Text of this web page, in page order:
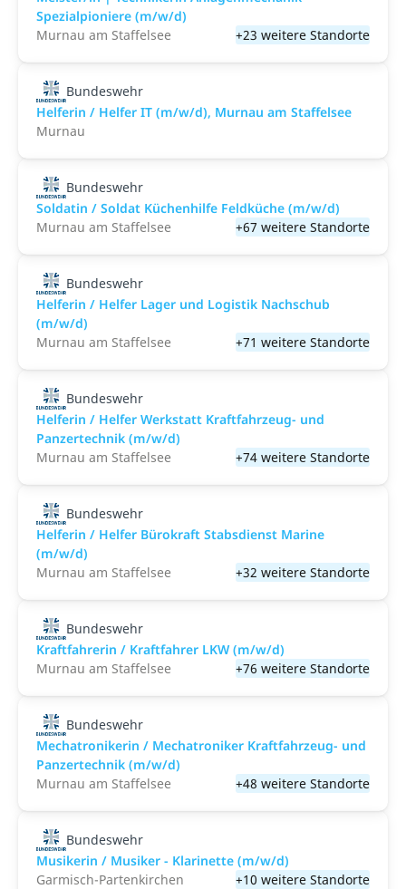
Spezialpioniere (m/w/d)
Murnau am Staffelsee
+23 weitere Standorte
Bundeswehr
Helferin / Helfer IT (m/w/d), Murnau am Staffelsee
Murnau
Bundeswehr
Soldatin / Soldat Küchenhilfe Feldküche (m/w/d)
Murnau am Staffelsee
+67 weitere Standorte
Bundeswehr
Helferin / Helfer Lager und Logistik Nachschub
(m/w/d)
Murnau am Staffelsee
+71 weitere Standorte
Bundeswehr
Helferin / Helfer Werkstatt Kraftfahrzeug- und
Panzertechnik (m/w/d)
Murnau am Staffelsee
+74 weitere Standorte
Bundeswehr
Helferin / Helfer Bürokraft Stabsdienst Marine
(m/w/d)
Murnau am Staffelsee
+32 weitere Standorte
Bundeswehr
Kraftfahrerin / Kraftfahrer LKW (m/w/d)
Murnau am Staffelsee
+76 weitere Standorte
Bundeswehr
Mechatronikerin / Mechatroniker Kraftfahrzeug- und
Panzertechnik (m/w/d)
Murnau am Staffelsee
+48 weitere Standorte
Bundeswehr
Musikerin / Musiker - Klarinette (m/w/d)
Garmisch-Partenkirchen
+10 weitere Standorte